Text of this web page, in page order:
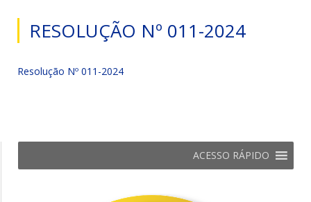
RESOLUÇÃO Nº 011-2024
Resolução Nº 011-2024
ACESSO RÁPIDO